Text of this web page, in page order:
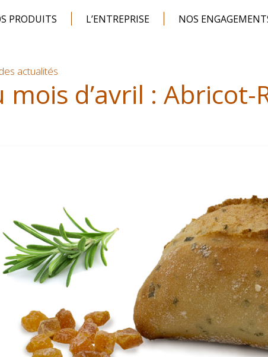
PRODUITS L’ENTREPRISE NOS
actualités
mois d’avril : Abricot-